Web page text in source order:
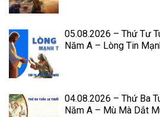
05.08.2026 – Thứ Tư
Năm A – Lòng Tin
04.08.2026 – Thứ Ba
Năm A – Mù Mà Dắt